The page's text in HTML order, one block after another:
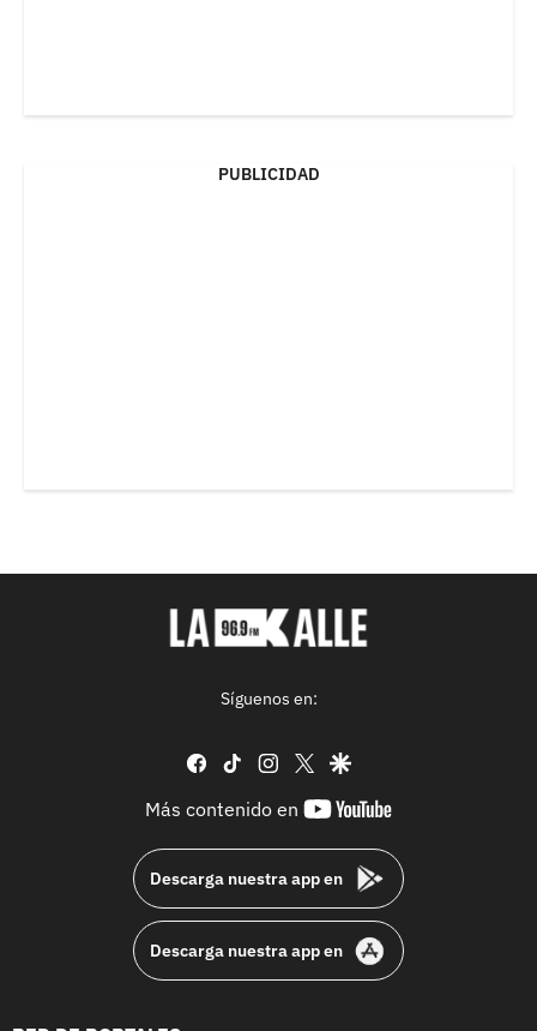
PUBLICIDAD
Síguenos en:
facebook
tiktok instagram
twittergoogle
Más contenido en
youtube-
Descarga nuestra app en
Descarga nuestra app en